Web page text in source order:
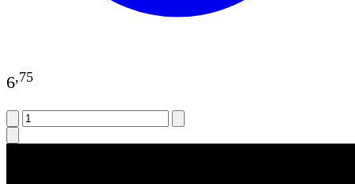
6,75